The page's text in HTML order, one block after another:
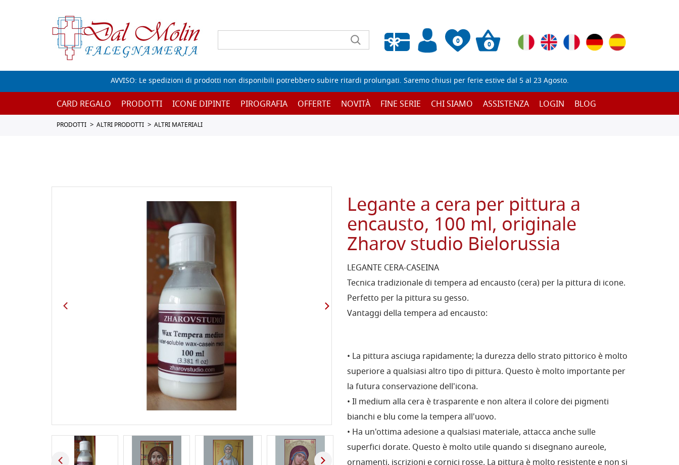
0
Wishlist vuota
0
AVVISO: Le spedizioni di prodotti non disponibili potrebbero subire ritardi prolungati. Saremo chiusi per ferie estive dal 5 al 23 Agosto.
CARD REGALO PRODOTTI ICONE DIPINTE PIROGRAFIA OFFERTE NOVITÀ FINE SERIE CHI SIAMO ASSISTENZA LOGIN BLOG
PRODOTTI ALTRI PRODOTTI ALTRI MATERIALI
Legante a cera per pittura a
encausto, 100 ml, originale
Zharov studio Bielorussia
LEGANTE CERA-CASEINA
Tecnica tradizionale di tempera ad encausto (cera) per la pittura di icone.
Perfetto per la pittura su gesso.
Vantaggi della tempera ad encausto:
• La pittura asciuga rapidamente; la durezza dello strato pittorico è molto
superiore a qualsiasi altro tipo di pittura. Questo è molto importante per
la futura conservazione dell'icona.
• Il medium alla cera è trasparente e non altera il colore dei pigmenti
bianchi e blu come la tempera all'uovo.
• Ha un'ottima adesione a qualsiasi materiale, attacca anche sulle
superfici dorate. Questo è molto utile quando si disegnano aureole,